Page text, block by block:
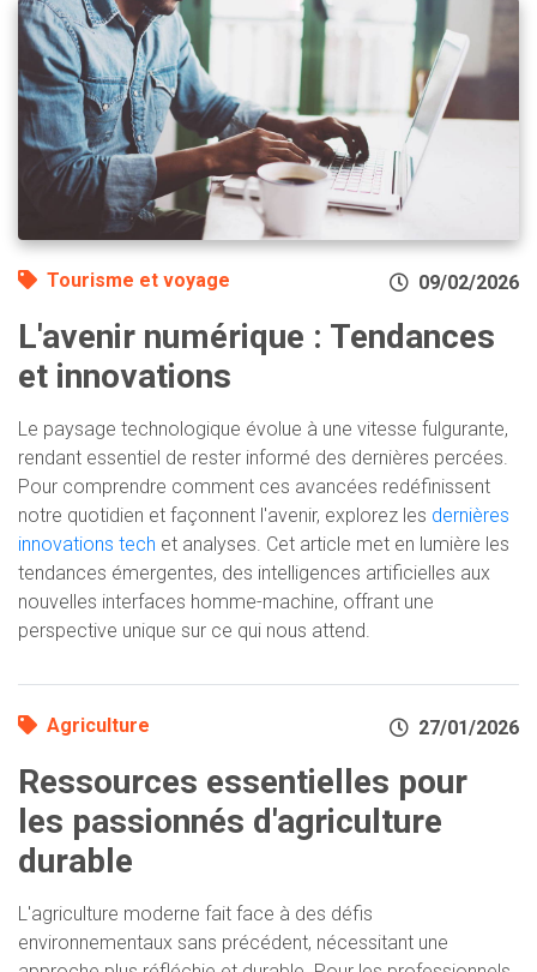
Tourisme et voyage 09/02/2026
L'avenir numérique : Tendances
et innovations
Le paysage technologique évolue à une vitesse fulgurante,
rendant essentiel de rester informé des dernières percées.
Pour comprendre comment ces avancées redéfinissent
notre quotidien et façonnent l'avenir, explorez les dernières
innovations tech et analyses. Cet article met en lumière les
tendances émergentes, des intelligences artificielles aux
nouvelles interfaces homme-machine, offrant une
perspective unique sur ce qui nous attend.
Agriculture 27/01/2026
Ressources essentielles pour
les passionnés d'agriculture
durable
L'agriculture moderne fait face à des défis
environnementaux sans précédent, nécessitant une